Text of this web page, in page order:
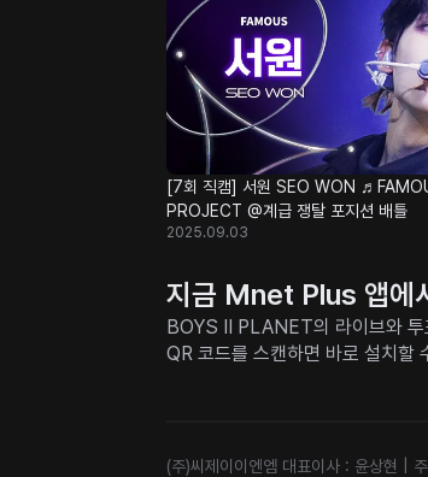
[7회 직캠] 서원 SEO WON
PROJECT @계급 쟁탈 포지션 배틀
2025.09.03
지금 Mnet Plus 앱에
BOYS II PLANET의 라이브와 투
QR 코드를 스캔하면 바로 설치할
(주)씨제이이엔엠 대표이사 : 윤상현